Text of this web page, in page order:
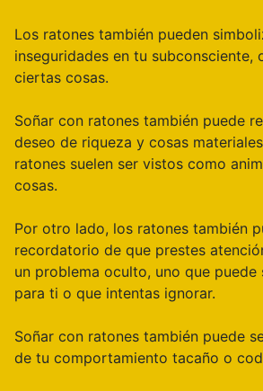
Los ratones también pueden
inseguridades en tu subconsciente,
ciertas cosas.
Soñar con ratones también puede
deseo de riqueza y cosas
ratones suelen ser vistos como
cosas.
Por otro lado, los ratones también
recordatorio de que prestes
un problema oculto, uno que puede
para ti o que intentas ignorar.
Soñar con ratones también puede
de tu comportamiento tacaño o